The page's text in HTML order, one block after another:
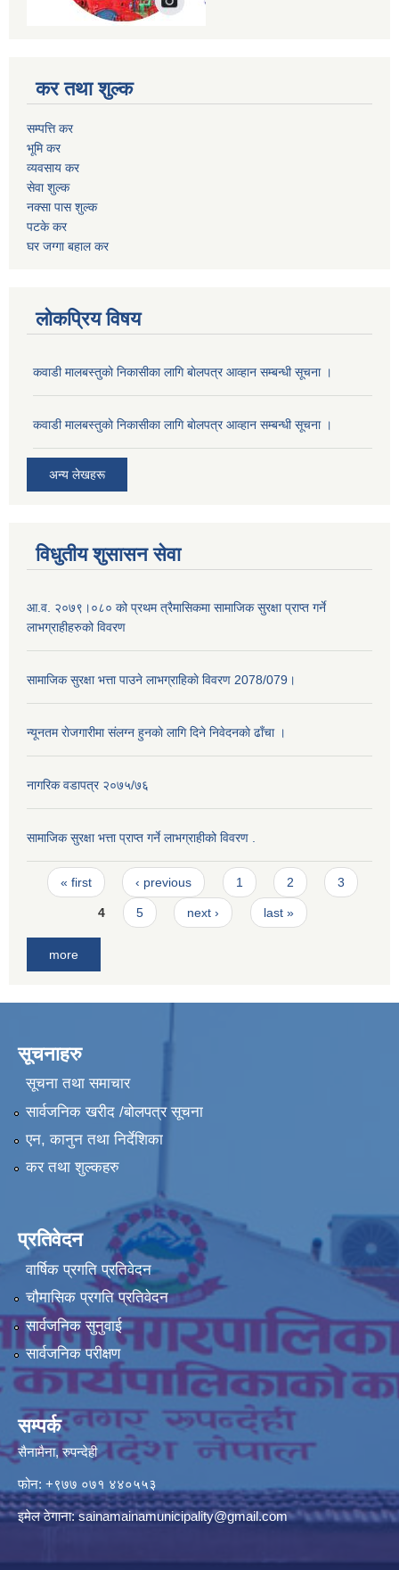
कर तथा शुल्क
सम्पत्ति कर
भूमि कर
व्यवसाय कर
सेवा शुल्क
नक्सा पास शुल्क
पटके कर
घर जग्गा बहाल कर
लोकप्रिय विषय
कवाडी मालबस्तुकाे निकासीका लागि बाेलपत्र आव्हान सम्बन्धी सूचना ।
कवाडी मालबस्तुकाे निकासीका लागि बाेलपत्र आव्हान सम्बन्धी सूचना ।
अन्य लेखहरू
विधुतीय शुसासन सेवा
आ.व. २०७९।०८० को प्रथम त्रैमासिकमा सामाजिक सुरक्षा प्राप्त गर्ने
लाभग्राहीहरुको विवरण
सामाजिक सुरक्षा भत्ता पाउने लाभग्राहिकाे विवरण 2078/079।
न्यूनतम राेजगारीमा संलग्न हुनकाे लागि दिने निवेदनकाे ढाँचा ।
नागरिक वडापत्र २०७५/७६
सामाजिक सुरक्षा भत्ता प्राप्त गर्ने लाभग्राहीको विवरण .
Pages
« first ‹ previous 1 2 3
4 5 next › last »
more
सूचनाहरु
सूचना तथा समाचार
सार्वजनिक खरीद /बोलपत्र सूचना
एन, कानुन तथा निर्देशिका
कर तथा शुल्कहरु
प्रतिवेदन
वार्षिक प्रगति प्रतिवेदन
चौमासिक प्रगति प्रतिवेदन
सार्वजनिक सुनुवाई
सार्वजनिक परीक्षण
सम्पर्क
सैनामैना, रुपन्देही
फोन: +९७७ ०७१ ४४०५५३
इमेल ठेगाना:sainamainamunicipality@gmail.com